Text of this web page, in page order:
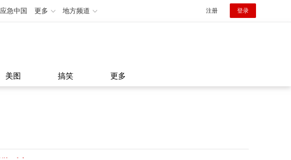
应急中国 更多 地方频道 注册 登录
美图 搞笑 更多